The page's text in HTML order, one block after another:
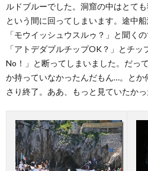
ルドブルーでした。洞窟の中はとて
という間に回ってしまいます。途中
「モウイッシュウスルゥ？」と聞く
「アトデダブルチップOK？」とチ
No！」と断ってしまいました。だっ
か持っていなかったんだもん…。とか
さり終了。ああ、もっと見ていたかっ